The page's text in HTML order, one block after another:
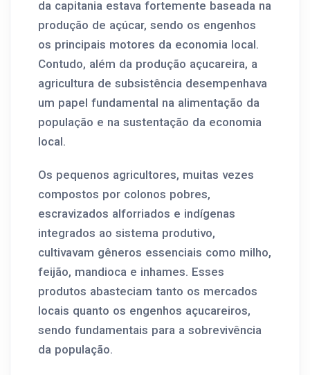
da capitania estava fortemente baseada na
produção de açúcar, sendo os engenhos
os principais motores da economia local.
Contudo, além da produção açucareira, a
agricultura de subsistência desempenhava
um papel fundamental na alimentação da
população e na sustentação da economia
local.
Os pequenos agricultores, muitas vezes
compostos por colonos pobres,
escravizados alforriados e indígenas
integrados ao sistema produtivo,
cultivavam gêneros essenciais como milho,
feijão, mandioca e inhames. Esses
produtos abasteciam tanto os mercados
locais quanto os engenhos açucareiros,
sendo fundamentais para a sobrevivência
da população.